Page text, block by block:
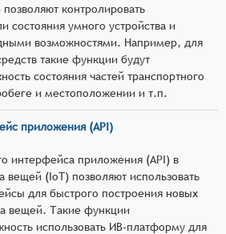
контролировать
состояния умного устройства и
возможностями. Например, для
такие функции будут
состояния частей транспортного
и местоположении и т.п.
приложения (API)
интерфейса приложения (API) в
вещей (IoT) позволяют использовать
для быстрого построения новых
вещей. Такие функции
использовать ИВ-платформу для